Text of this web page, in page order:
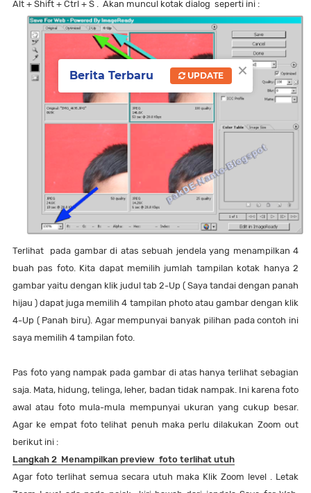
Alt + Shift + Ctrl + S . Akan muncul kotak dialog seperti ini :
Terlihat pada gambar di atas sebuah jendela yang menampilkan 4
buah pas foto. Kita dapat memilih jumlah tampilan kotak hanya 2
gambar yaitu dengan klik judul tab 2-Up ( Saya tandai dengan panah
hijau ) dapat juga memilih 4 tampilan photo atau gambar dengan klik
4-Up ( Panah biru). Agar mempunyai banyak pilihan pada contoh ini
saya memilih 4 tampilan foto.
Pas foto yang nampak pada gambar di atas hanya terlihat sebagian
saja. Mata, hidung, telinga, leher, badan tidak nampak. Ini karena foto
awal atau foto mula-mula mempunyai ukuran yang cukup besar.
Agar ke empat foto telihat penuh maka perlu dilakukan Zoom out
berikut ini :
Langkah 2 Menampilkan preview foto terlihat utuh
Agar foto terlihat semua secara utuh maka Klik Zoom level . Letak
×
Berita Terbaru UPDATE